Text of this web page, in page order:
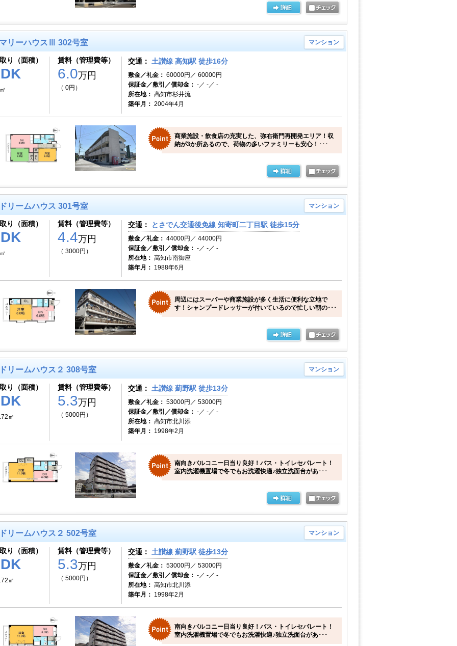
リーハウスⅢ 302号室 マンション
り（面積） 賃料（管理費等）
6.0万円
（ 0円）
交通： 土讃線 高知駅 徒歩16分
敷金／礼金： 60000円／ 60000円
保証金／敷引／償却金： -／ -／ -
所在地： 高知市杉井流
築年月： 2004年4月
商業施設・飲食店の充実した、弥右衛門再開発エリア！収
納が3か所あるので、荷物の多いファミリーも安心！･･･
リームハウス 301号室 マンション
り（面積） 賃料（管理費等）
4.4万円
（ 3000円）
交通： とさでん交通後免線 知寄町二丁目駅 徒歩15分
敷金／礼金： 44000円／ 44000円
保証金／敷引／償却金： -／ -／ -
所在地： 高知市南御座
築年月： 1988年6月
周辺にはスーパーや商業施設が多く生活に便利な立地で
す！シャンプードレッサーが付いているので忙しい朝の･･･
リームハウス２ 308号室 マンション
り（面積）
㎡
賃料（管理費等）
5.3万円
（ 5000円）
交通： 土讃線 薊野駅 徒歩13分
敷金／礼金： 53000円／ 53000円
保証金／敷引／償却金： -／ -／ -
所在地： 高知市北川添
築年月： 1998年2月
南向きバルコニー日当り良好！バス・トイレセパレート！
室内洗濯機置場で冬でもお洗濯快適♪独立洗面台があ･･･
リームハウス２ 502号室 マンション
り（面積）
㎡
賃料（管理費等）
5.3万円
（ 5000円）
交通： 土讃線 薊野駅 徒歩13分
敷金／礼金： 53000円／ 53000円
保証金／敷引／償却金： -／ -／ -
所在地： 高知市北川添
築年月： 1998年2月
南向きバルコニー日当り良好！バス・トイレセパレート！
室内洗濯機置場で冬でもお洗濯快適♪独立洗面台があ･･･